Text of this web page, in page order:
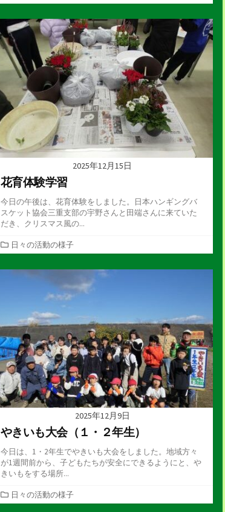
テ
ゴ
リ
ー
2025年12月15日
花育体験学習
今日の午後は、花育体験をしました。日本ハンギングバ
スケット協会三重支部の宇野さんと田端さんに来ていた
だき、クリスマス風の...
カ
テ
ゴ
日々の活動の様子
2025年12月9日
やきいも大会（１・２年生）
今日は、1・2年生でやきいも大会をしました。地域方々
が1週間前から、子どもたちが安全にできるようにと、や
きいもをする場所...
カ
テ
日々の活動の様子